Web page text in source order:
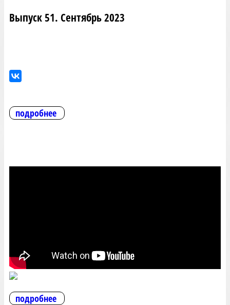
Выпуск 51. Сентябрь 2023
подробнее
подробнее